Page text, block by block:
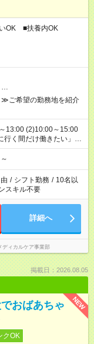
OK ■扶養内OK
…
ご希望の勤務地を紹介
午前中は働いて、午後
ご希望を教えてくださ
計で週40時間を超える
/ シフト勤務 / 10名以
スキル不要
詳細へ
ィカルケア事業部
掲載日：2026.08.05
NEW
おばあちゃ
クOK